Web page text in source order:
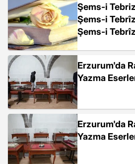
Şems-i
Şems-i
Şems-i
Erzurum'da
Yazma
Erzurum'da
Yazma